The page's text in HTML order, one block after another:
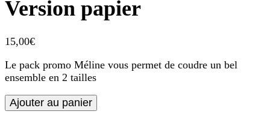
Version papier
15,00€
Le pack promo Méline vous permet de coudre un bel
ensemble en 2 tailles
quantité
de
Ajouter au panier